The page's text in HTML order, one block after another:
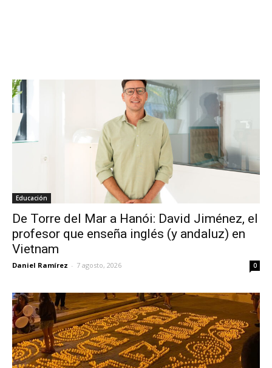
Educación
De Torre del Mar a Hanói: David Jiménez, el
profesor que enseña inglés (y andaluz) en
Vietnam
Daniel Ramírez - 7 agosto, 2026 0